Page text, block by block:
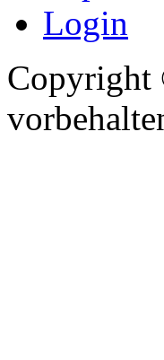
Login
Copyright